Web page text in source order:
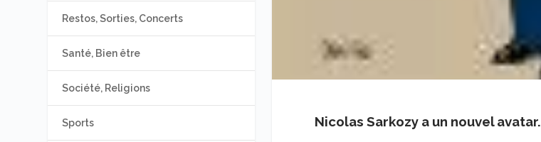
Nicolas Sarkozy a un nouvel avatar.
Restos, Sorties, Concerts
Santé, Bien être
Société, Religions
Sports